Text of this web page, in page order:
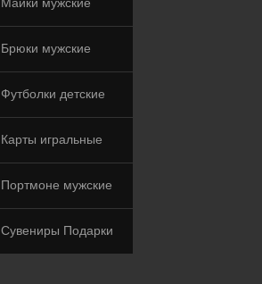
Майки мужские
Брюки мужские
Футболки детские
Карты игральные
Портмоне мужские
Сувениры Подарки